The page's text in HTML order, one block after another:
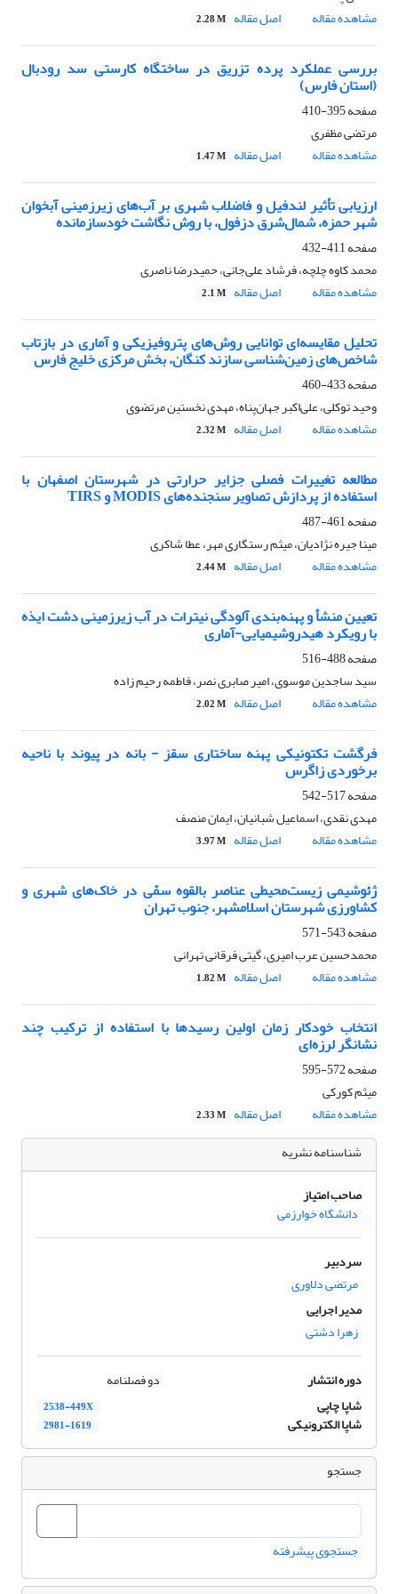
مشاهده مقاله
اصل مقاله 2.28 M
بررسی عملکرد پرده تزریق در ساختگاه کارستی سد رودبال
(استان فارس)
صفحه395-410
مرتضی مظفری
مشاهده مقاله
اصل مقاله 1.47 M
ارزیابی تأثیر لندفیل و فاضلاب شهری بر آب‌های زیرزمینی آبخوان
شهر حمزه، شمال‌شرق دزفول، با روش نگاشت خود‌سازمان‎ده
صفحه411-432
محمد کاوه چلچه، فرشاد علی‌جانی، حمیدرضا ناصری
مشاهده مقاله
اصل مقاله 2.1 M
تحلیل مقایسه‌ای توانایی روش‌های پتروفیزیکی و آماری در بازتاب
شاخص‌های زمین‌شناسی سازند کنگان، بخش مرکزی خلیج فارس
صفحه433-460
وحید توکلی، علی‌اکبر جهان‌پناه، مهدی نخستین مرتضوی
مشاهده مقاله
اصل مقاله 2.32 M
مطالعه تغییرات فصلی جزایر حرارتی در شهرستان اصفهان با
استفاده از پردازش تصاویر سنجنده‌های MODIS و TIRS
صفحه461-487
مینا جیره نژادیان، میثم رستگاری مهر، عطا شاکری
مشاهده مقاله
اصل مقاله 2.44 M
تعیین منشأ و پهنه‌بندی آلودگی نیترات در آب زیرزمینی دشت ایذه
با رویکرد هیدروشیمیایی-آماری
صفحه488-516
سید ساجدین موسوی، امیر صابری نصر، فاطمه رحیم زاده
مشاهده مقاله
اصل مقاله 2.02 M
فرگشت تکتونیکی پهنه ساختاری سقز - بانه در پیوند با ناحیه
برخوردی زاگرس
صفحه517-542
مهدی نقدی، اسماعیل شبانیان، ایمان منصف
مشاهده مقاله
اصل مقاله 3.97 M
ژئوشیمی زیست‌محیطی عناصر بالقوه سمّی در خاک‌های شهری و
کشاورزی شهرستان اسلامشهر، جنوب تهران
صفحه543-571
محمدحسین عرب امیری، گیتی فرقانی تهرانی
مشاهده مقاله
اصل مقاله 1.82 M
انتخاب خودکار زمان اولین رسیدها با استفاده از ترکیب چند
نشانگر لرزه‌ای
صفحه572-595
میثم کورکی
مشاهده مقاله
اصل مقاله 2.33 M
شناسنامه نشریه
صاحب امتیاز
دانشگاه خوارزمی
سردبیر
مرتضی دلاوری
مدیر اجرایی
زهرا دشتی
دوره انتشار
دو فصلنامه
شاپا چاپی
2538-449X
شاپا الکترونیکی 2981-1619
جستجو
جستجوی پیشرفته